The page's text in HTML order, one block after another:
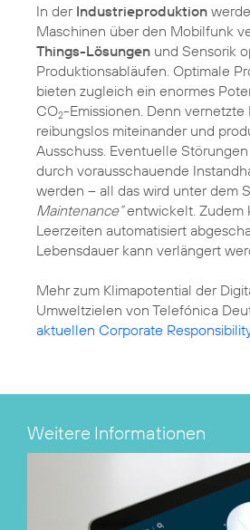
In der Industrieproduktion
Maschinen über den Mobilfunk
Things-Lösungen und Sensorik
Produktionsabläufen. Optimale
bieten zugleich ein enormes
CO2-Emissionen. Denn
reibungslos miteinander und
Ausschuss. Eventuelle
durch vorausschauende
werden – all das wird unter dem
Maintenance“entwickelt. Zudem
Leerzeiten automatisiert
Lebensdauer kann verlängert
Mehr zum Klimapotential der
Umweltzielen von Telefónica
aktuellen Corporate
Weitere Informationen